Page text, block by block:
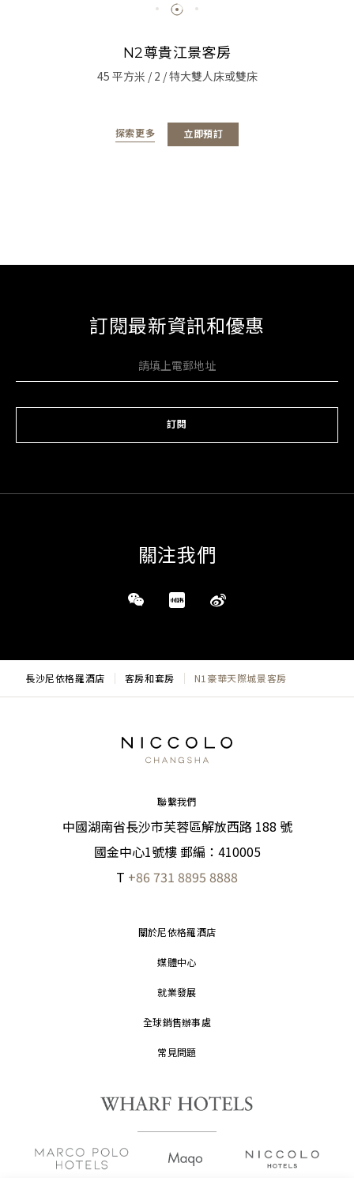
N2尊貴江景客房
45 平方米 / 2 / 特大雙人床或雙床
探索更多 立即預訂
訂閱最新資訊和優惠
訂閱
關注我們
長沙尼依格羅酒店 客房和套房 N1豪華天際城景客房
聯繫我們
中國湖南省長沙市芙蓉區解放西路 188 號
國金中心1號樓 郵編：410005
T +86 731 8895 8888
關於尼依格羅酒店
媒體中心
就業發展
全球銷售辦事處
常見問題